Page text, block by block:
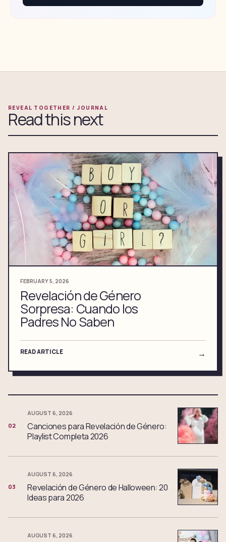
REVEAL TOGETHER / JOURNAL
Read this next
FEBRUARY 5, 2026
Revelación de Género
Sorpresa: Cuando los
Padres No Saben
READ ARTICLE →
02
AUGUST 6, 2026
Canciones para Revelación de Género:
Playlist Completa 2026
03
AUGUST 6, 2026
Revelación de Género de Halloween: 20
Ideas para 2026
AUGUST 6, 2026